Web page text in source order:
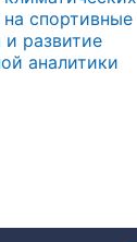
спортивные
развитие
аналитики